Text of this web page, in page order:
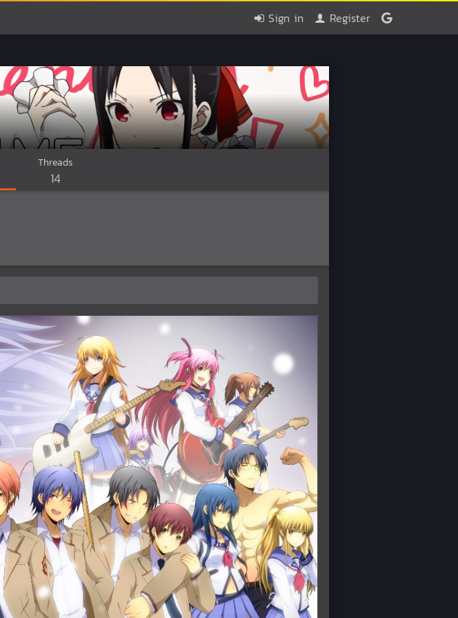
Sign in Register
Threads
14